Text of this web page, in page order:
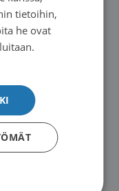
järjestetään
tietoihin,
he ovat